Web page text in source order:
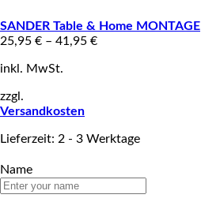
SANDER Table & Home MONTAGE
25,95 € – 41,95 €
inkl. MwSt.
zzgl.
Versandkosten
Lieferzeit: 2 - 3 Werktage
Name